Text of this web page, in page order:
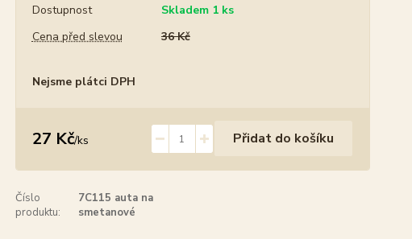
Dostupnost
Skladem 1 ks
Cena před slevou
36 Kč
Nejsme plátci DPH
27 Kč/ks Přidat do košíku
Číslo
produktu:
7C115 auta na
smetanové